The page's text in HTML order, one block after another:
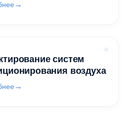
систем
воздуха